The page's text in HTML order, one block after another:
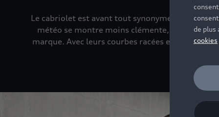
Le cabriolet est avant tout synonyme de
météo se montre moins clémente, le cabriolet
marque. Avec leurs courbes racées et leurs
de plus
cookies